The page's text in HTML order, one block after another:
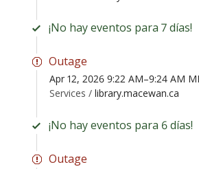
¡No hay eventos para 7 días!
Outage
Apr 12, 2026 9:22 AM–9:24 AM
Services / library.macewan.ca
¡No hay eventos para 6 días!
Outage